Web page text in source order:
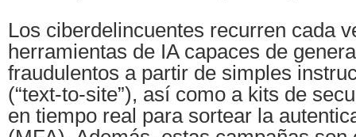
Los ciberdelincuentes recurren cada
herramientas de IA capaces de
fraudulentos a partir de simples
(“text-to-site”), así como a kits de
en tiempo real para sortear la